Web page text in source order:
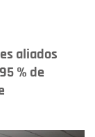
aliados
% de